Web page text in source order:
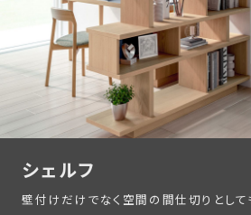
シェルフ
壁付けだけでなく空間の間仕切りとして